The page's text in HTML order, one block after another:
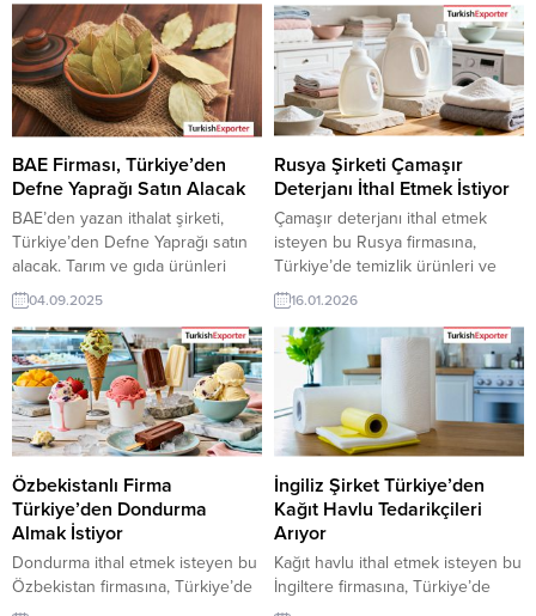
BAE Firması, Türkiye’den
Defne Yaprağı Satın Alacak
BAE’den yazan ithalat şirketi,
Türkiye’den Defne Yaprağı satın
alacak. Tarım ve gıda ürünleri
üreticisi olan Türk şirketler için
BAE’den gelen bu talep yeni bir
ihracat pazarı olabilir. Bu alım
ilanın detaylarına TurkishExporter
/ VIP üyeleri cevap verebilir. ➤
Talebin detaylarına buradan
ulaşabilirsiniz. Tüm Defne Yaprağı
İthalat TalepleriBAE’den Gelen
İthalat Talepleri...
04.09.2025
Rusya Şirketi Çamaşır
Deterjanı İthal Etmek İstiyor
Çamaşır deterjanı ithal etmek
isteyen bu Rusya firmasına,
Türkiye’de temizlik ürünleri ve
kimya sanayi ile deterjan üreticisi
veya tedarikçisi olan ihracatçı
firmalar teklif sunabilirler. Yeni bir
ihracat pazarı fırsatı olan bu alım
ilanının iletişim bilgilerine
TurkishExporter VIP üyeleri ile TE
üyelik kredisi sahibi ihracat
şirketleri erişebilmektedir. ➤ Bu
ithalat alım...
16.01.2026
Özbekistanlı Firma
Türkiye’den Dondurma
Almak İstiyor
Dondurma ithal etmek isteyen bu
Özbekistan firmasına, Türkiye’de
gıda ve dondurulmuş ürünler ile
İngiliz Şirket Türkiye’den
Kağıt Havlu Tedarikçileri
Arıyor
Kağıt havlu ithal etmek isteyen bu
İngiltere firmasına, Türkiye’de
kağıt ve hijyen ürünleri ile kağıt